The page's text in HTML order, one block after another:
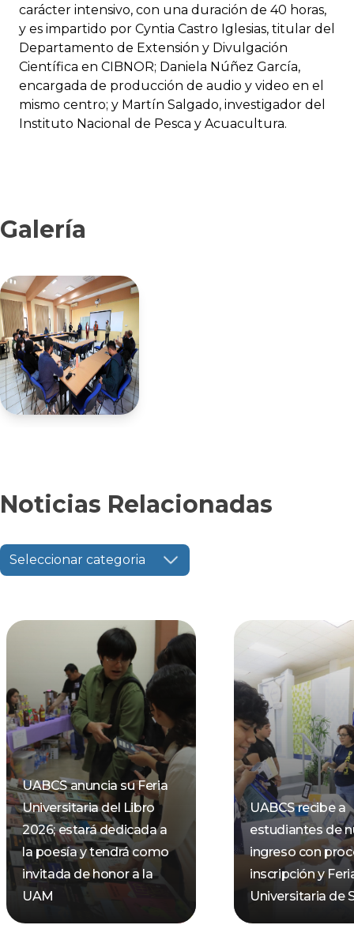
carácter intensivo, con una duración de 40 horas,
y es impartido por Cyntia Castro Iglesias, titular del
Departamento de Extensión y Divulgación
Científica en CIBNOR; Daniela Núñez García,
encargada de producción de audio y video en el
mismo centro; y Martín Salgado, investigador del
Instituto Nacional de Pesca y Acuacultura.
Galería
Noticias Relacionadas
Seleccionar categoria
UABCS anuncia su Feria
Universitaria del Libro
2026; estará dedicada a
la poesía y tendrá como
invitada de honor a la
UAM
UABCS recibe a
estudiantes de
ingreso con
inscripción y
Universitaria de